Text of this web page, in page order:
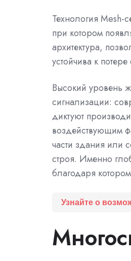
Технология Mesh-
при котором
архитектура,
устойчива к
Высокий уровень
сигнализации:
диктуют
воздействующим
части здания или
строя. Именно
благодаря
Узнайте о